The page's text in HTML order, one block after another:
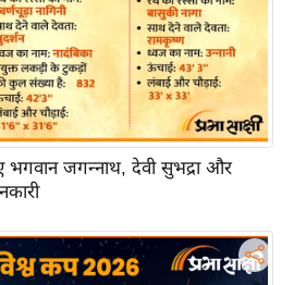
भगवान जगन्नाथ, देवी सुभद्रा और